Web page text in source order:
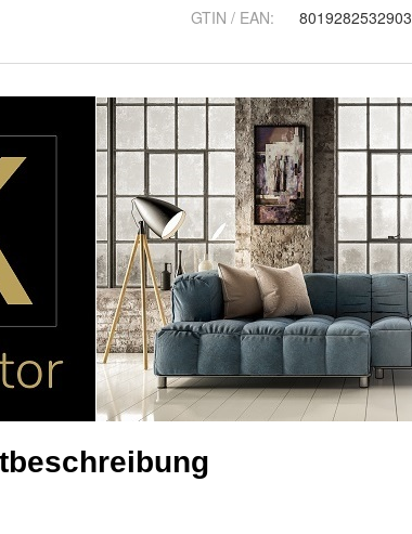
GTIN / EAN: 8019282532903